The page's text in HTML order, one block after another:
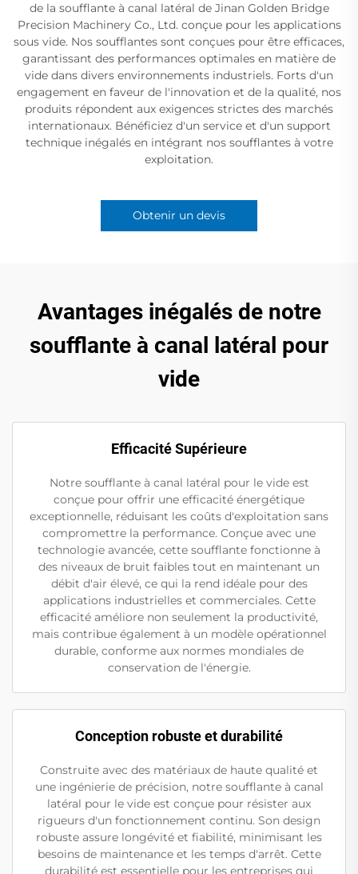
de la soufflante à canal latéral de Jinan Golden Bridge
Precision Machinery Co., Ltd. conçue pour les applications
sous vide. Nos soufflantes sont conçues pour être efficaces,
garantissant des performances optimales en matière de
vide dans divers environnements industriels. Forts d'un
engagement en faveur de l'innovation et de la qualité, nos
produits répondent aux exigences strictes des marchés
internationaux. Bénéficiez d'un service et d'un support
technique inégalés en intégrant nos soufflantes à votre
exploitation.
Obtenir un devis
Avantages inégalés de notre
soufflante à canal latéral pour
vide
Efficacité Supérieure
Notre soufflante à canal latéral pour le vide est
conçue pour offrir une efficacité énergétique
exceptionnelle, réduisant les coûts d'exploitation sans
compromettre la performance. Conçue avec une
technologie avancée, cette soufflante fonctionne à
des niveaux de bruit faibles tout en maintenant un
débit d'air élevé, ce qui la rend idéale pour des
applications industrielles et commerciales. Cette
efficacité améliore non seulement la productivité,
mais contribue également à un modèle opérationnel
durable, conforme aux normes mondiales de
conservation de l'énergie.
Conception robuste et durabilité
Construite avec des matériaux de haute qualité et
une ingénierie de précision, notre soufflante à canal
latéral pour le vide est conçue pour résister aux
rigueurs d'un fonctionnement continu. Son design
robuste assure longévité et fiabilité, minimisant les
besoins de maintenance et les temps d'arrêt. Cette
durabilité est essentielle pour les entreprises qui